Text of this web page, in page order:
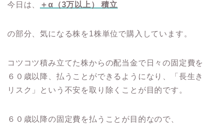
今日は、 ＋α（3万以上） 積立
の部分、気になる株を1株単位で購入しています。
コツコツ積み立てた株からの配当金で日々の固定費を
６０歳以降、払うことができるようになり、「長生き
リスク」という不安を取り除くことが目的です。
６０歳以降の固定費を払うことが目的なので、